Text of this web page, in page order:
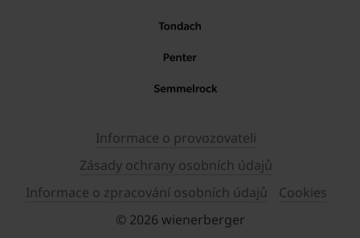
Informace o provozovateli
Zásady ochrany osobních údajů
Informace o zpracování osobních údajů
Cookies
© 2026 wienerberger